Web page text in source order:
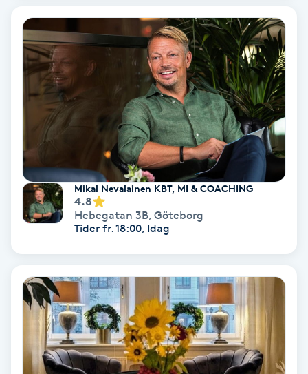
HIFU
Hollywood Peel
Hot Stone Massage
Hot yoga
Hudföryngring
Huduppstramning
Hudvård
Hyaluronsyra
Hyperhidros
Mikal Nevalainen KBT, MI & COACHING
4.8
Hebegatan 3B, Göteborg
Tider fr. 18:00, Idag